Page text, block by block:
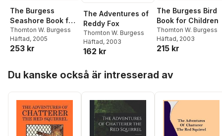
The Burgess
Seashore Book for
Children
Thornton W. Burgess
Häftad, 2005
253 kr
The Adventures of
Reddy Fox
Thornton W. Burgess
Häftad, 2003
162 kr
The Burgess Bird
Book for Children
Thornton W. Burgess
Häftad, 2003
215 kr
Du kanske också är intresserad av